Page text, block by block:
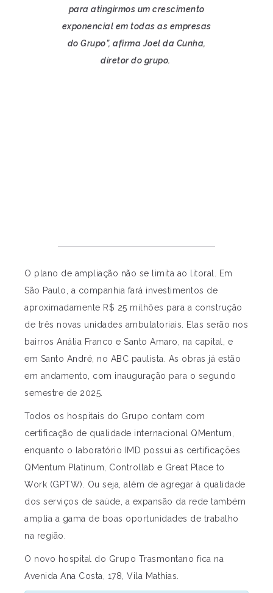
para atingirmos um crescimento
exponencial em todas as empresas
do Grupo”, afirma Joel da Cunha,
diretor do grupo.
O plano de ampliação não se limita ao litoral. Em
São Paulo, a companhia fará investimentos de
aproximadamente R$ 25 milhões para a construção
de três novas unidades ambulatoriais. Elas serão nos
bairros Anália Franco e Santo Amaro, na capital, e
em Santo André, no ABC paulista. As obras já estão
em andamento, com inauguração para o segundo
semestre de 2025.
Todos os hospitais do Grupo contam com
certificação de qualidade internacional QMentum,
enquanto o laboratório IMD possui as certificações
QMentum Platinum, Controllab e Great Place to
Work (GPTW). Ou seja, além de agregar à qualidade
dos serviços de saúde, a expansão da rede também
amplia a gama de boas oportunidades de trabalho
na região.
O novo hospital do Grupo Trasmontano fica na
Avenida Ana Costa, 178, Vila Mathias.